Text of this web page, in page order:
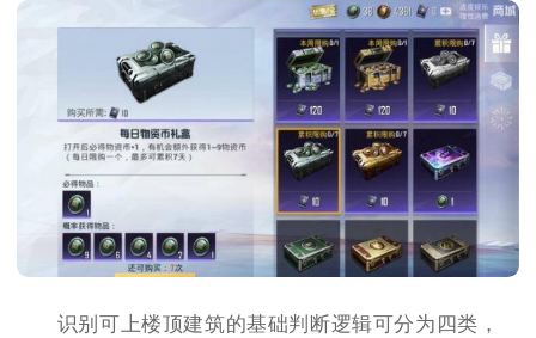
识别可上楼顶建筑的基础判断逻辑可分为四类，